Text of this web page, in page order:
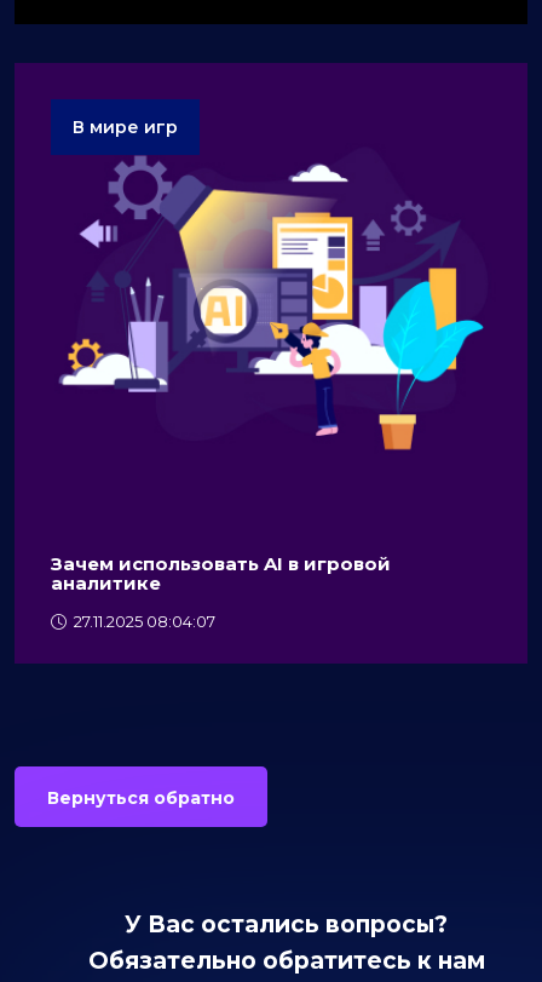
В мире игр
Зачем использовать AI в игровой
аналитике
27.11.2025 08:04:07
Вернуться обратно
У Вас остались вопросы?
Обязательно обратитесь к нам